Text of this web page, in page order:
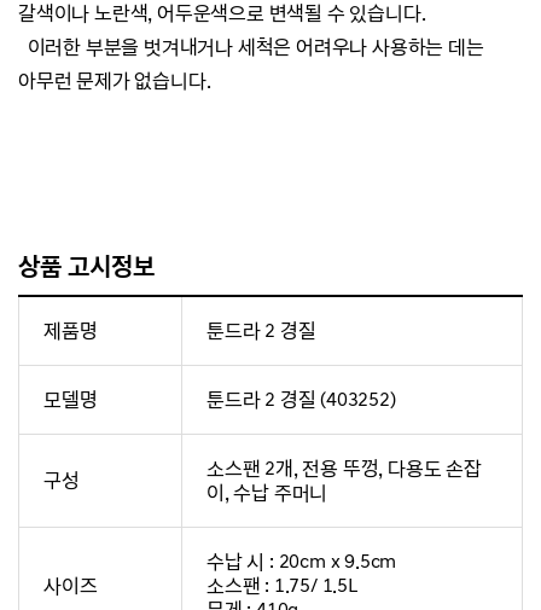
갈색이나 노란색, 어두운색으로 변색될 수 있습니다.
이러한 부분을 벗겨내거나 세척은 어려우나 사용하는 데는
아무런 문제가 없습니다.
상품 고시정보
제품명 툰드라 2 경질
모델명 툰드라 2 경질 (403252)
구성
소스팬 2개, 전용 뚜껑, 다용도 손잡
이, 수납 주머니
사이즈
수납 시 : 20cm x 9.5cm
소스팬 : 1.75/ 1.5L